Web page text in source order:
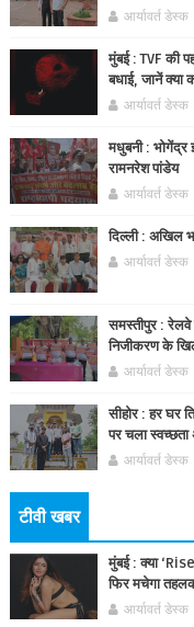
आर्यावर्त डेस्क
मुंबई : TVF की
बधाई, जानें क्या
आर्यावर्त डेस्क
मधुबनी : भोगेंद्र
रामनरेश पांडेय
आर्यावर्त डेस्क
दिल्ली : अखिल
आर्यावर्त डेस्क
समस्तीपुर : रेलवे
निजीकरण के
आर्यावर्त डेस्क
सीहोर : हर घर
पर चला स्वच्छता
आर्यावर्त डेस्क
टीवी खबर
मुंबई : क्या
फिर मचेगा
आर्यावर्त डेस्क